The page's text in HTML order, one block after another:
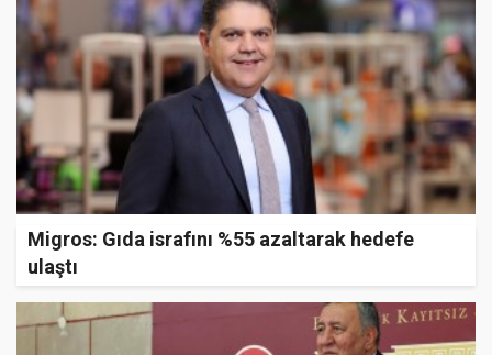
Migros: Gıda israfını %55 azaltarak hedefe
ulaştı